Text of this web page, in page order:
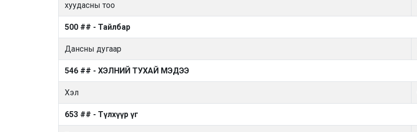
хуудасны тоо
500 ## - Тайлбар
Дансны дугаар
546 ## - ХЭЛНИЙ ТУХАЙ МЭДЭЭ
Хэл
653 ## - Түлхүүр үг